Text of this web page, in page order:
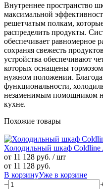
Внутреннее пространство
максимальной
решетчатым полкам,
распределить продукты.
обеспечивает равномерное
сохраняя свежесть
устройства обеспечивают
которых оснащены
нужном положении.
функциональности,
незаменимым помощником
кухне.
Похожие товары
Холодильный шкаф Coldline
от 11 128 руб. / шт
от 11 128 руб.
В корзинуУже в корзине
−